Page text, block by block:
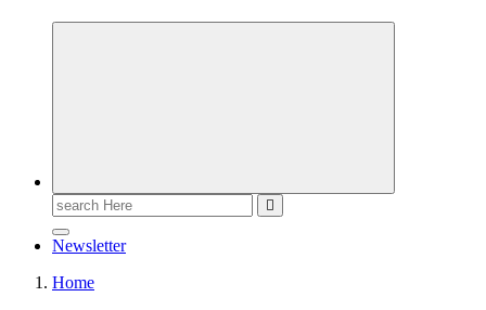
Newsletter
Home